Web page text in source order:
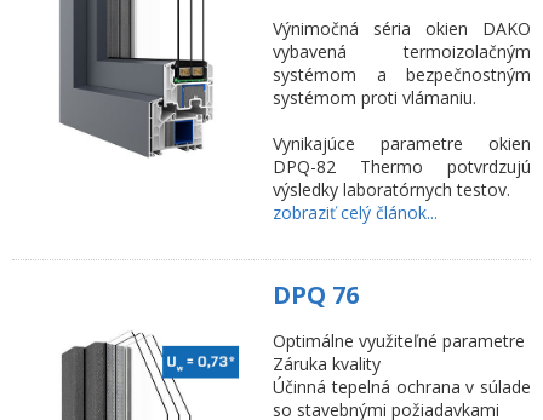
Výnimočná séria okien DAKO
vybavená termoizolačným
systémom a bezpečnostným
systémom proti vlámaniu.
Vynikajúce parametre okien
DPQ-82 Thermo potvrdzujú
výsledky laboratórnych testov.
zobraziť celý článok...
DPQ 76
Optimálne využiteľné parametre
Záruka kvality
Účinná tepelná ochrana v súlade
so stavebnými požiadavkami